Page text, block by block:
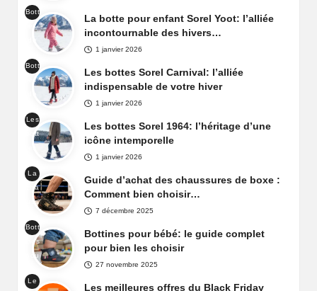
ure
prin
tem
ps
fem
me
Bott
es
de
ge
Sor
Yoo
t
La botte pour enfant Sorel Yoot: l’alliée
incontournable des hivers…
1 janvier 2026
Bott
es
de
ge
Sor
Car
niva
Les bottes Sorel Carnival: l’alliée
indispensable de votre hiver
1 janvier 2026
Les
bott
el
196
Les bottes Sorel 1964: l’héritage d’une
icône intemporelle
1 janvier 2026
La
cha
uss
de
box
Guide d’achat des chaussures de boxe :
Comment bien choisir…
7 décembre 2025
Bott
ines
pou
béb
Bottines pour bébé: le guide complet
pour bien les choisir
27 novembre 2025
Le
Les meilleures offres du Black Friday